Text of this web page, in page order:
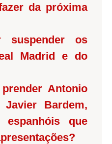
da próxima
suspender os
Madrid e do
Antonio
Bardem,
que